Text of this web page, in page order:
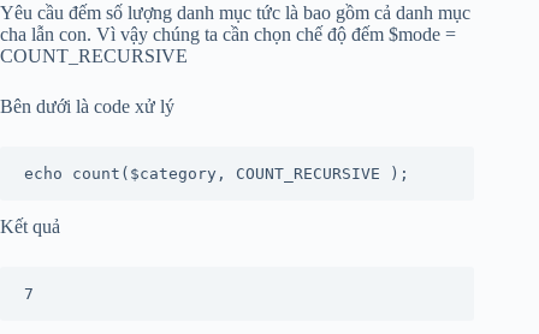
Yêu cầu đếm số lượng danh mục tức là bao gồm cả danh mục
cha lẫn con. Vì vậy chúng ta cần chọn chế độ đếm $mode =
COUNT_RECURSIVE
Bên dưới là code xử lý
echo count($category, COUNT_RECURSIVE );
Kết quả
7